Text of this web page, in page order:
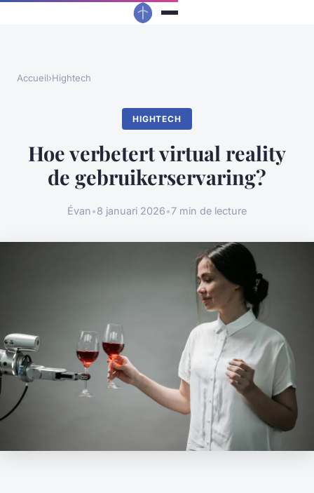
Accueil›Hightech
HIGHTECH
Hoe verbetert virtual reality
de gebruikerservaring?
Évan•8 januari 2026•7 min de lecture